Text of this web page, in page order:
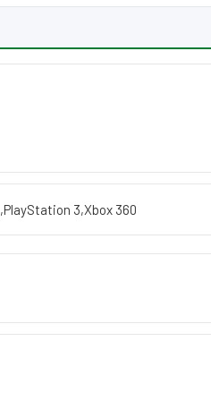
,PlayStation 3,Xbox 360